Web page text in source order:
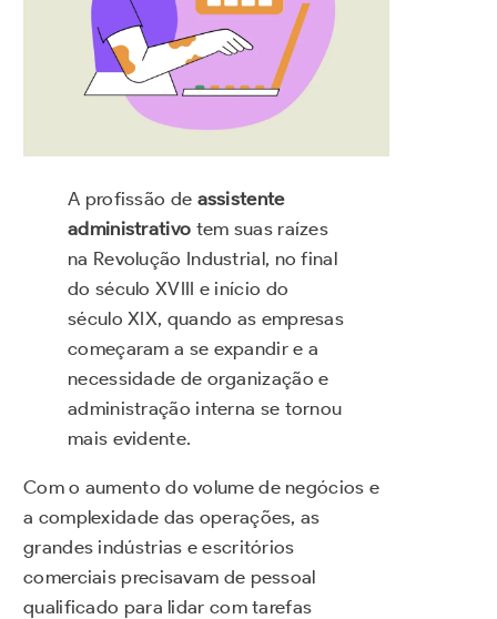
A profissão de assistente
administrativo tem suas raízes
na Revolução Industrial, no final
do século XVIII e início do
século XIX, quando as empresas
começaram a se expandir e a
necessidade de organização e
administração interna se tornou
mais evidente.
Com o aumento do volume de negócios e
a complexidade das operações, as
grandes indústrias e escritórios
comerciais precisavam de pessoal
qualificado para lidar com tarefas